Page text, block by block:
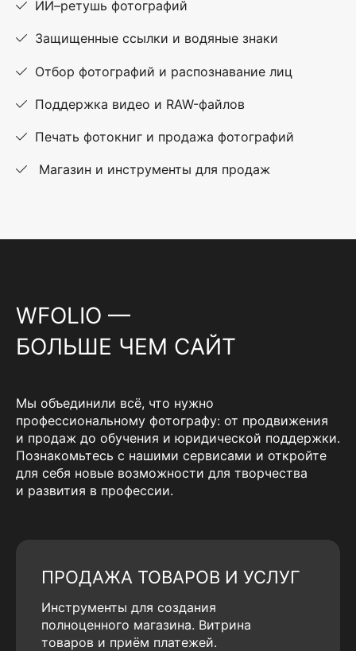
ИИ–ретушь фотографий
Защищенные ссылки и водяные знаки
Отбор фотографий и распознавание лиц
Поддержка видео и RAW-файлов
Печать фотокниг и продажа фотографий
Магазин и инструменты для продаж
WFOLIO —
БОЛЬШЕ ЧЕМ САЙТ
Мы объединили всё, что нужно
профессиональному фотографу: от продвижения
и продаж до обучения и юридической поддержки.
Познакомьтесь с нашими сервисами и откройте
для себя новые возможности для творчества
и развития в профессии.
ПРОДАЖА ТОВАРОВ И УСЛУГ
Инструменты для создания
полноценного магазина. Витрина
товаров и приём платежей.